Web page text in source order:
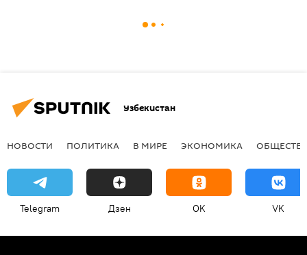
Узбекистан
НОВОСТИ ПОЛИТИКА В МИРЕ ЭКОНОМИКА
Telegram Дзен OK VK